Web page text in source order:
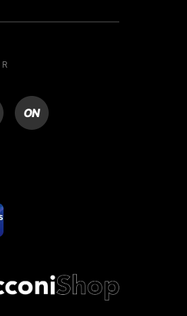
ON
VR